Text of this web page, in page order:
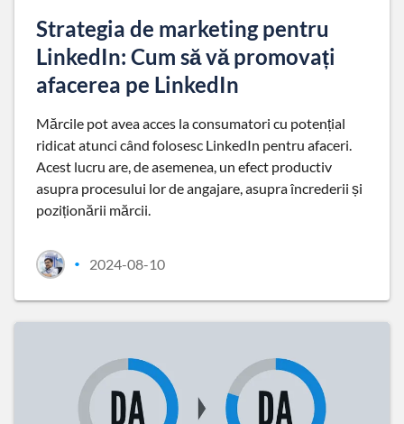
Strategia de marketing pentru
LinkedIn: Cum să vă promovați
afacerea pe LinkedIn
Mărcile pot avea acces la consumatori cu potențial
ridicat atunci când folosesc LinkedIn pentru afaceri.
Acest lucru are, de asemenea, un efect productiv
asupra procesului lor de angajare, asupra încrederii și
poziționării mărcii.
• 2024-08-10